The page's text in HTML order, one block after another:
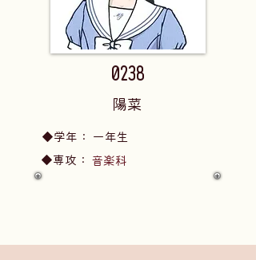
0238
陽菜
​◆学年：
一年生
音楽科
​◆専攻：